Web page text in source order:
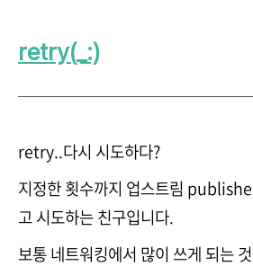
retry(_:)
retry..다시 시도하다?
지정한 횟수까지 업스트림
고 시도하는 친구입니다.
보통 네트워킹에서 많이 쓰게 되는